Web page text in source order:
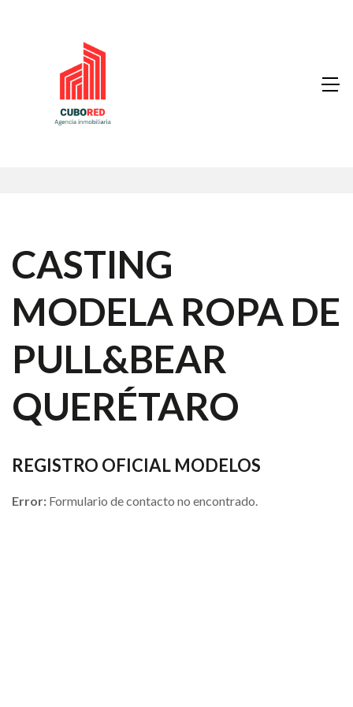
CASTING
MODELA ROPA DE
PULL&BEAR
QUERÉTARO
REGISTRO OFICIAL MODELOS
Error: Formulario de contacto no encontrado.